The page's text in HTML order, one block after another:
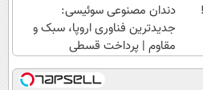
دندان مصنوعی سوئیسی:
جدیدترین فناوری اروپا، سبک و
مقاوم | پرداخت قسطی